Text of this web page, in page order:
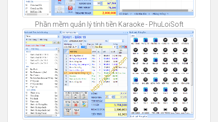
Phần mềm quản lý tính tiền Karaoke - PhuLoiSoft